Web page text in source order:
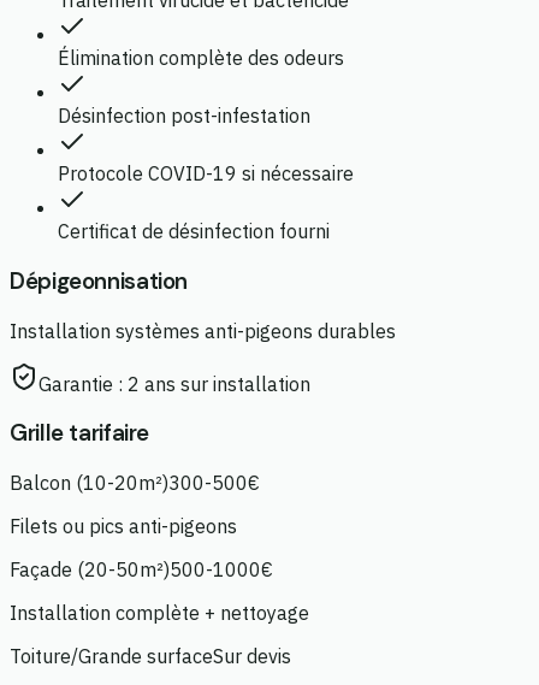
Élimination complète des odeurs
Désinfection post-infestation
Protocole COVID-19 si nécessaire
Certificat de désinfection fourni
Dépigeonnisation
Installation systèmes anti-pigeons durables
Garantie : 2 ans sur installation
Grille tarifaire
Balcon (10-20m²)300-500€
Filets ou pics anti-pigeons
Façade (20-50m²)500-1000€
Installation complète + nettoyage
Toiture/Grande surfaceSur devis